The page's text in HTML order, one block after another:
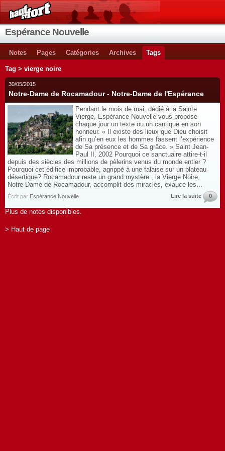
Espérance Nouvelle
Notes Pages Catégories Archives Tags
Tag > vierge noire
30/05/2015
Notre-Dame de Rocamadour - Notre-Dame de l'Espérance
Pendant le mois de mai, dédié à la Sainte
Vierge, Espérance Nouvelle vous propose
chaque jour un texte ou un cantique en son
honneur. « Il existe des lieux que Dieu choisit
afin qu’en eux les hommes fassent l’expérience
de Sa présence et de Sa grâce. » Saint Jean-
Paul II, 2002 Pourquoi ce sanctuaire attire-t-il
depuis des siècles des millions de pèlerins venus du monde entier ?
Pourquoi cet édifice improbable, agrippé à une falaise sur un plateau
désertique? Rocamadour reste un grand mystère ; la Vierge Noire,
Notre-Dame de Rocamadour, accomplit des miracles, exauce les...
Écrit par Espérance Nouvelle Lire la suite 0
Plus de notes disponibles.
> Haut de page